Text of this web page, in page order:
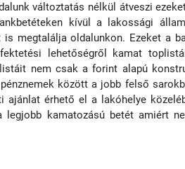
változtatás nélkül átveszi
kívül a lakossági
megtalálja oldalunkon. Ezeket a
lehetőségről kamat
nem csak a forint alapú
között a jobb felső
ajánlat érhető el a lakóhelye
kamatozású betét amiért